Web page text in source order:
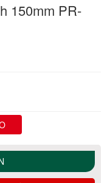
150mm PR-